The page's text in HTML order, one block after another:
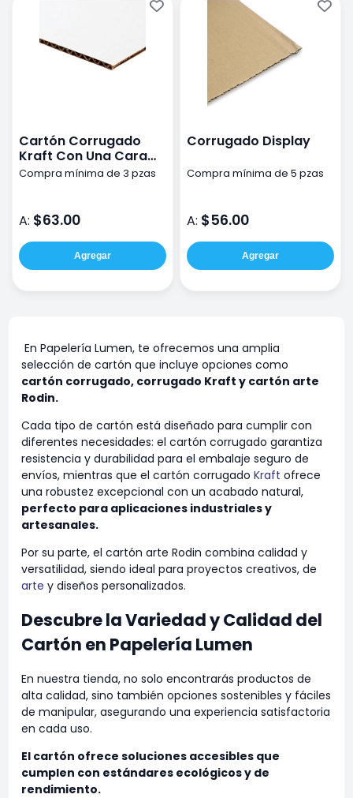
Cartón Corrugado
Kraft Con Una Cara
Blanca 102 Cm
Compra mínima de 3 pzas
A: $63.00
Agregar
Corrugado Display
Compra mínima de 5 pzas
A: $56.00
Agregar
En Papelería Lumen, te ofrecemos una amplia
selección de cartón que incluye opciones como
cartón corrugado, corrugado Kraft y cartón arte
Rodin.
Cada tipo de cartón está diseñado para cumplir con
diferentes necesidades: el cartón corrugado garantiza
resistencia y durabilidad para el embalaje seguro de
envíos, mientras que el cartón corrugado Kraft ofrece
una robustez excepcional con un acabado natural,
perfecto para aplicaciones industriales y
artesanales.
Por su parte, el cartón arte Rodin combina calidad y
versatilidad, siendo ideal para proyectos creativos, de
arte y diseños personalizados.
Descubre la Variedad y Calidad del
Cartón en Papelería Lumen
En nuestra tienda, no solo encontrarás productos de
alta calidad, sino también opciones sostenibles y fáciles
de manipular, asegurando una experiencia satisfactoria
en cada uso.
El cartón ofrece soluciones accesibles que
cumplen con estándares ecológicos y de
rendimiento.